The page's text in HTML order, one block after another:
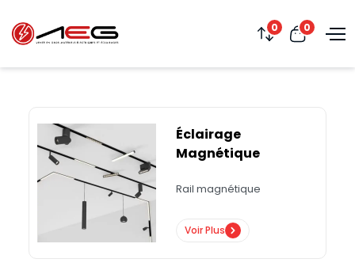
0 0
Éclairage
Magnétique
Rail magnétique
Voir Plus